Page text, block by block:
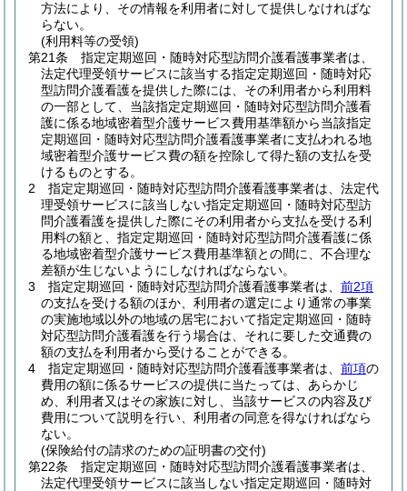
方法により、その情報を利用者に対して提供しなければな
らない。
(利用料等の受領)
第21条
指定定期巡回・随時対応型訪問介護看護事業者は、
法定代理受領サービスに該当する指定定期巡回・随時対応
型訪問介護看護を提供した際には、その利用者から利用料
の一部として、当該指定定期巡回・随時対応型訪問介護看
護に係る地域密着型介護サービス費用基準額から当該指定
定期巡回・随時対応型訪問介護看護事業者に支払われる地
域密着型介護サービス費の額を控除して得た額の支払を受
けるものとする。
2
指定定期巡回・随時対応型訪問介護看護事業者は、法定代
理受領サービスに該当しない指定定期巡回・随時対応型訪
問介護看護を提供した際にその利用者から支払を受ける利
用料の額と、指定定期巡回・随時対応型訪問介護看護に係
る地域密着型介護サービス費用基準額との間に、不合理な
差額が生じないようにしなければならない。
3
指定定期巡回・随時対応型訪問介護看護事業者は、 前2項
の支払を受ける額のほか、利用者の選定により通常の事業
の実施地域以外の地域の居宅において指定定期巡回・随時
対応型訪問介護看護を行う場合は、それに要した交通費の
額の支払を利用者から受けることができる。
4
指定定期巡回・随時対応型訪問介護看護事業者は、 前項の
費用の額に係るサービスの提供に当たっては、あらかじ
め、利用者又はその家族に対し、当該サービスの内容及び
費用について説明を行い、利用者の同意を得なければなら
ない。
(保険給付の請求のための証明書の交付)
第22条
指定定期巡回・随時対応型訪問介護看護事業者は、
法定代理受領サービスに該当しない指定定期巡回・随時対